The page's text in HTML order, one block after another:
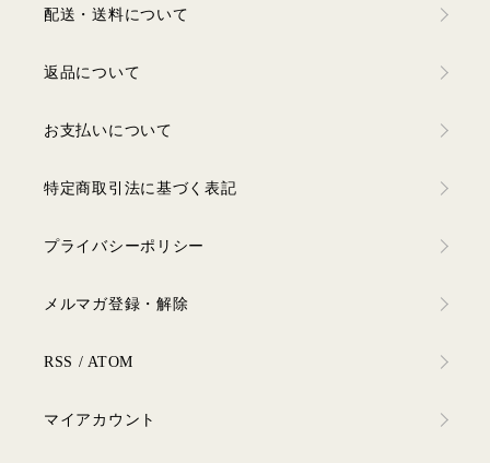
配送・送料について
返品について
お支払いについて
特定商取引法に基づく表記
プライバシーポリシー
メルマガ登録・解除
RSS / ATOM
マイアカウント